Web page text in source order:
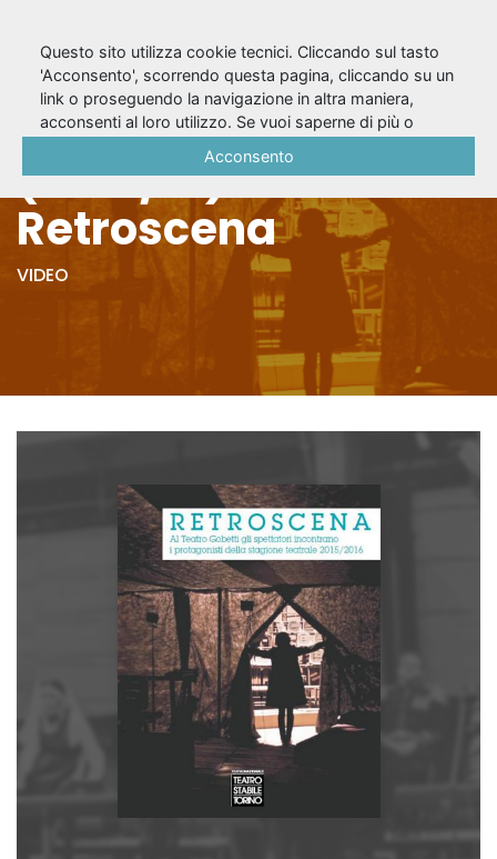
Vita di Galileo
(2015/16) - Incontro
Retroscena
VIDEO
Questo sito utilizza cookie tecnici. Cliccando sul tasto
'Acconsento', scorrendo questa pagina, cliccando su un
link o proseguendo la navigazione in altra maniera,
acconsenti al loro utilizzo. Se vuoi saperne di più o
Acconsento